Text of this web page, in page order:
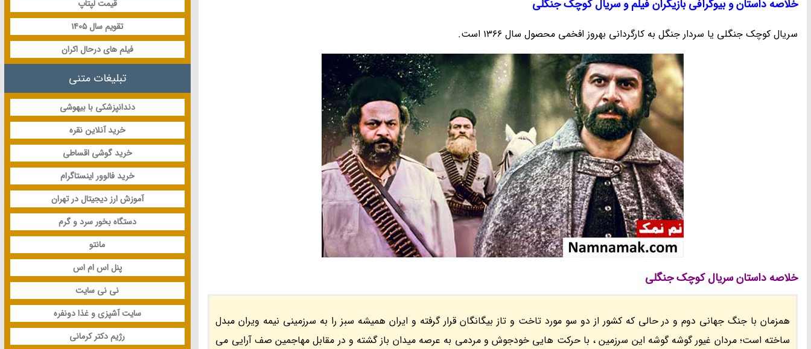
خلاصه داستان و بیوگرافی بازیگران فیلم و سریال کوچک جنگلی
سریال کوچک جنگلی یا سردار جنگل به کارگردانی بهروز افخمی محصول سال 1366 است.
خلاصه داستان سریال کوچک جنگلی
همزمان با جنگ جهانی دوم و در حالی که کشور از دو سو مورد تاخت و تاز بیگانگان قرار گرفته و ایران همیشه سبز را به سرزمینی نیمه ویران مبدل
ساخته است؛ مردان غیور گوشه گوشه این سرزمین ، با حرکت هایی خودجوش و مردمی به عرصه میدان باز گشته و در مقابل مهاجمین صف آرایی می
قیمت لپتاپ
تقویم سال 1405
فیلم های درحال اکران
تبلیغات متنی
دندانپزشکی با بیهوشی
خرید آنلاین نقره
خرید گوشی اقساطی
خرید فالوور اینستاگرام
آموزش ارز دیجیتال در تهران
دستگاه بخور سرد و گرم
مانتو
پنل اس ام اس
نی نی سایت
سایت آشپزی و غذا دونفره
رژیم دکتر کرمانی